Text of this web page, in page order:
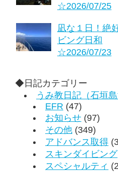
☆2026/07/25
凪な１日！絶
ビング日和
☆2026/07/23
◆日記カテゴリー
うみ教日記（石垣島
EFR (47)
お知らせ (97)
その他 (349)
アドバンス取得
スキンダイビング
スペシャルティ